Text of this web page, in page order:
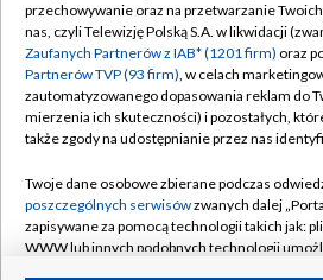
Abonament
Sklep TVP
Biuro
Oferta
Emisja w
Rada
Regulamin
Polityka
Moje zgody
Biuro
Kanały
przechowywanie oraz na przetwarzanie
nas, czyli Telewizję Polską S.A. w likwidacji
Zaufanych Partnerów z IAB* (1201 firm) oraz
Partnerów TVP (93 firm), w celach
zautomatyzowanego dopasowania reklam do
mierzenia ich skuteczności) i pozostałych,
także zgody na udostępnianie przez nas
Twoje dane osobowe zbierane podczas
poszczególnych serwisówzwanych dalej
zapisywane za pomocą technologii takich jak:
WWW lub innych podobnych technologii